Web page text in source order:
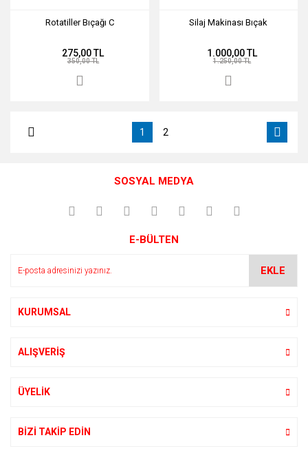
Rotatiller Bıçağı C
275,00 TL
350,00 TL
Silaj Makinası Bıçak
1.000,00 TL
1.250,00 TL
1 2
SOSYAL MEDYA
E-BÜLTEN
EKLE
KURUMSAL
ALIŞVERİŞ
ÜYELİK
BİZİ TAKİP EDİN